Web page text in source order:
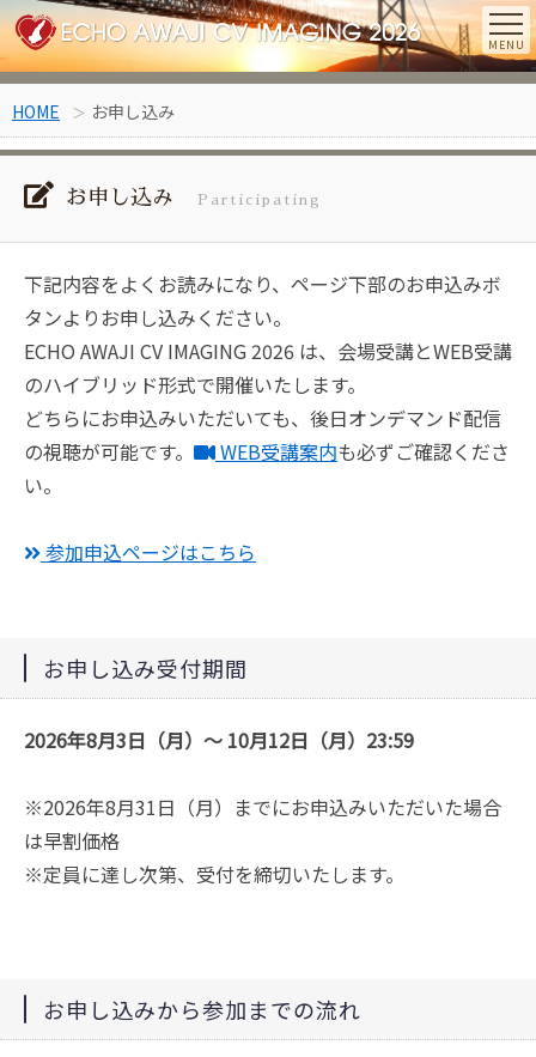
HOME お申し込み
お申し込み Participating
下記内容をよくお読みになり、ページ下部のお申込みボ
タンよりお申し込みください。
ECHO AWAJI CV IMAGING 2026 は、会場受講とWEB受講
のハイブリッド形式で開催いたします。
どちらにお申込みいただいても、後日オンデマンド配信
の視聴が可能です。
WEB受講案内も必ずご確認くださ
い。
参加申込ページはこちら
お申し込み受付期間
2026年8月3日（月）～ 10月12日（月）23:59
※2026年8月31日（月）までにお申込みいただいた場合
は早割価格
※定員に達し次第、受付を締切いたします。
お申し込みから参加までの流れ